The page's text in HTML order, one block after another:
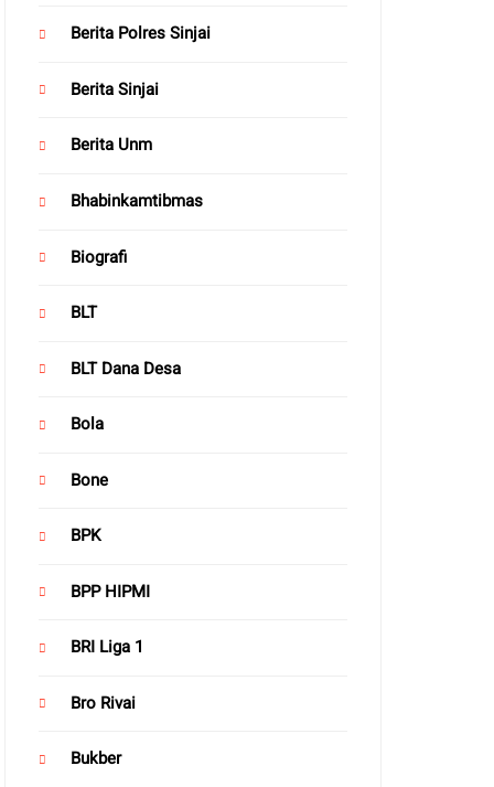
Berita Polres Sinjai
Berita Sinjai
Berita Unm
Bhabinkamtibmas
Biografi
BLT
BLT Dana Desa
Bola
Bone
BPK
BPP HIPMI
BRI Liga 1
Bro Rivai
Bukber